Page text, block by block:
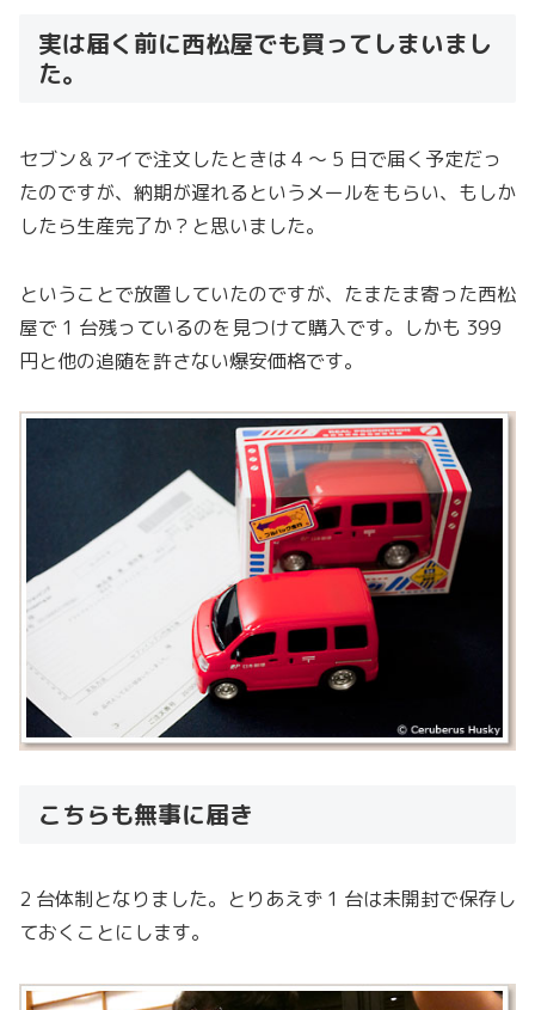
実は届く前に西松屋でも買ってしまいまし
た。
セブン＆アイで注文したときは 4 〜 5 日で届く予定だっ
たのですが、納期が遅れるというメールをもらい、もしか
したら生産完了か？と思いました。
ということで放置していたのですが、たまたま寄った西松
屋で 1 台残っているのを見つけて購入です。しかも 399
円と他の追随を許さない爆安価格です。
こちらも無事に届き
2 台体制となりました。とりあえず 1 台は未開封で保存し
ておくことにします。